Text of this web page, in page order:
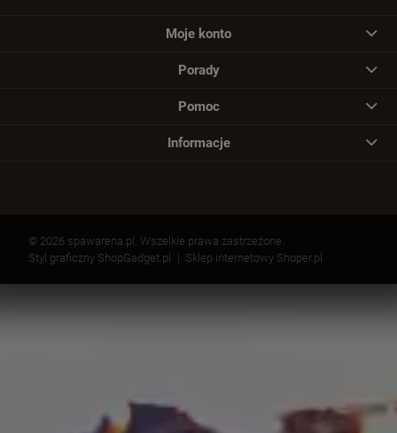
Moje konto
Porady
Pomoc
Informacje
© 2026 spawarena.pl. Wszelkie prawa zastrzeżone.
Styl graficzny ShopGadget.pl
Sklep internetowy Shoper.pl